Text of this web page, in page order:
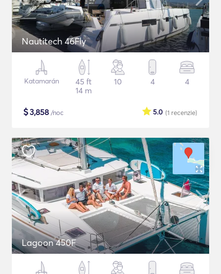
Nautitech 46Fly
Katamarán
45 ft
14 m
10 4 4
$3,858 /noc (1 recenzie)
5.0
Lagoon 450F